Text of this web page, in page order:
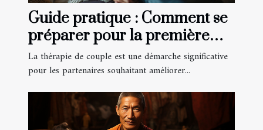
Guide pratique : Comment se
préparer pour la première
consultation de thérapie de
couple
La thérapie de couple est une démarche significative
pour les partenaires souhaitant améliorer...